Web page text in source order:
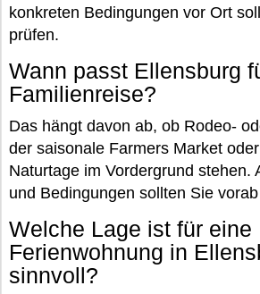
konkreten Bedingungen vor Ort
prüfen.
Wann passt Ellensburg
Familienreise?
Das hängt davon ab, ob Rodeo-
der saisonale Farmers Market
Naturtage im Vordergrund stehen.
und Bedingungen sollten Sie
Welche Lage ist für eine
Ferienwohnung in
sinnvoll?